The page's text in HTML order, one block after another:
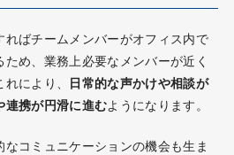
ればチームメンバーがオフィス内で
め、業務上必要なメンバーが近く
により、
日常的な声かけや相談が
連携が円滑に進むようになります。
なコミュニケーションの機会も生ま